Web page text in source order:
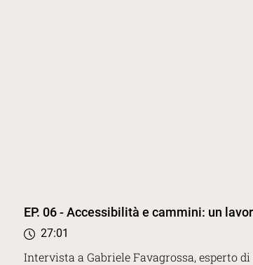
EP. 06 - Accessibilità e cammini: un
27:01
Intervista a Gabriele Favagrossa, esperto